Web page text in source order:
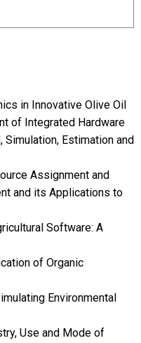
in Innovative Olive Oil
of Integrated Hardware
Estimation and
Assignment and
and its Applications to
Software: A
of Organic
Environmental
Use and Mode of